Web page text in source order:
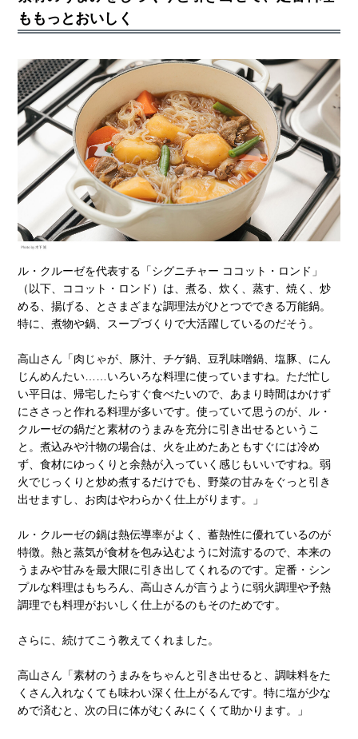
ももっとおいしく
ル・クルーゼを代表する「シグニチャー ココット・ロンド」
（以下、ココット・ロンド）は、煮る、炊く、蒸す、焼く、炒
める、揚げる、とさまざまな調理法がひとつでできる万能鍋。
特に、煮物や鍋、スープづくりで大活躍しているのだそう。
高山さん「肉じゃが、豚汁、チゲ鍋、豆乳味噌鍋、塩豚、にん
じんめんたい……いろいろな料理に使っていますね。ただ忙し
い平日は、帰宅したらすぐ食べたいので、あまり時間はかけず
にささっと作れる料理が多いです。使っていて思うのが、ル・
クルーゼの鍋だと素材のうまみを充分に引き出せるというこ
と。煮込みや汁物の場合は、火を止めたあともすぐには冷め
ず、食材にゆっくりと余熱が入っていく感じもいいですね。弱
火でじっくりと炒め煮するだけでも、野菜の甘みをぐっと引き
出せますし、お肉はやわらかく仕上がります。」
ル・クルーゼの鍋は熱伝導率がよく、蓄熱性に優れているのが
特徴。熱と蒸気が食材を包み込むように対流するので、本来の
うまみや甘みを最大限に引き出してくれるのです。定番・シン
プルな料理はもちろん、高山さんが言うように弱火調理や予熱
調理でも料理がおいしく仕上がるのもそのためです。
さらに、続けてこう教えてくれました。
高山さん「素材のうまみをちゃんと引き出せると、調味料をた
くさん入れなくても味わい深く仕上がるんです。特に塩が少な
めで済むと、次の日に体がむくみにくくて助かります。」